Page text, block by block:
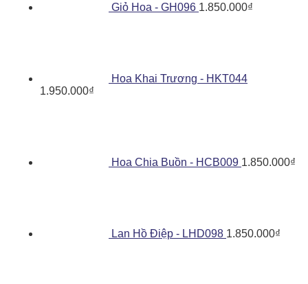
Giỏ Hoa - GH096 1.850.000₫
Hoa Khai Trương - HKT044
1.950.000₫
Hoa Chia Buồn - HCB009 1.850.000₫
Lan Hồ Điệp - LHD098 1.850.000₫